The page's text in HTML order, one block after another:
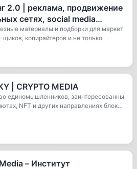
2.0 | реклама, продвижение
сетях, social media
смм, smm
материалы и подборки для маркет
щиков, копирайтеров и не только
| CRYPTO MEDIA
единомышленников, заинтересованны
NFT и других направлениях блокч
– Институт